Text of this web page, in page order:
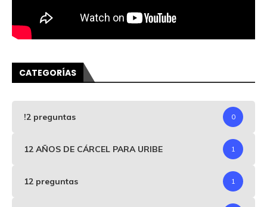
CATEGORÍAS
!2 preguntas 0
12 AÑOS DE CÁRCEL PARA URIBE 1
12 preguntas 1